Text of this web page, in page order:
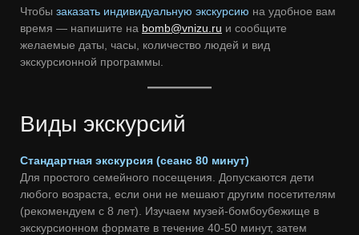
Чтобы заказать индивидуальную экскурсию на удобное вам
время — напишите на bomb@vnizu.ru и сообщите
желаемые даты, часы, количество людей и вид
экскурсионной программы.
Виды экскурсий
Стандартная экскурсия (сеанс 80 минут)
Для простого семейного посещения. Допускаются дети
любого возраста, если они не мешают другим посетителям
(рекомендуем с 8 лет). Изучаем музей-бомбоубежище в
экскурсионном формате в течение 40-50 минут, затем